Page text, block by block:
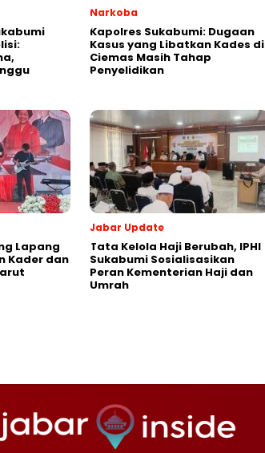
Narkoba
Kapolres Sukabumi: Dugaan
Kasus yang Libatkan Kades di
Ciemas Masih Tahap
Penyelidikan
Lapang
Kader dan
Jabar Update
Tata Kelola Haji Berubah, IPHI
Sukabumi Sosialisasikan
Peran Kementerian Haji dan
Umrah